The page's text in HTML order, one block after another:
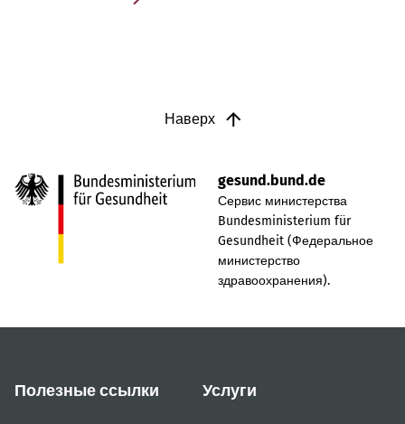
Наверх
gesund.bund.de
Сервис министерства
Bundesministerium für
Gesundheit (Федеральное
министерство
здравоохранения).
Полезные ссылки Услуги